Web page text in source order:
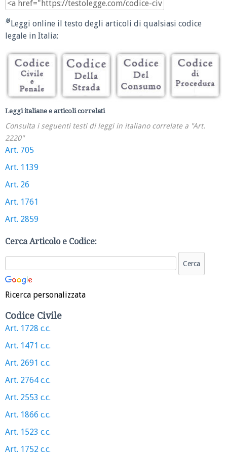
Leggi online il testo degli articoli di qualsiasi codice
legale in Italia:
Leggi italiane e articoli correlati
Consulta i seguenti testi di leggi in italiano correlate a "Art.
2220"
Art. 705
Art. 1139
Art. 26
Art. 1761
Art. 2859
Cerca Articolo e Codice:
Ricerca personalizzata
Codice Civile
Art. 1728 c.c.
Art. 1471 c.c.
Art. 2691 c.c.
Art. 2764 c.c.
Art. 2553 c.c.
Art. 1866 c.c.
Art. 1523 c.c.
Art. 1752 c.c.